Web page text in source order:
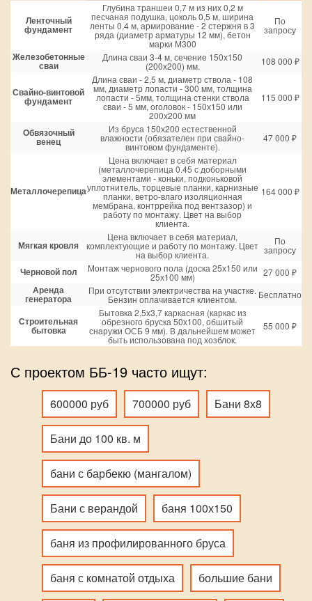
Ленточный
фундамент
Глубина траншеи 0,7 м из них 0,2 м
песчаная подушка, цоколь 0,5 м, ширина
ленты 0,4 м, армирование - 2 стержня в 3
ряда (диаметр арматуры 12 мм), бетон
марки М300
По
запросу
Железобетонные
сваи
Длина сваи 3-4 м, сечение 150х150
(200х200) мм. 108 000 ₽
Свайно-винтовой
фундамент
Длина сваи - 2,5 м, диаметр ствола - 108
мм, диаметр лопасти - 300 мм, толщина
лопасти - 5мм, толщина стенки ствола
сваи - 5 мм, оголовок - 150х150 или
200х200 мм
115 000 ₽
Обвязочный
венец
Из бруса 150х200 естественной
влажности (обязателен при свайно-
винтовом фундаменте).
47 000 ₽
Металлочерепица
Цена включает в себя материал
(металлочерепица 0.45 с доборными
элементами - коньки, подконьковой
уплотнитель, торцевые планки, карнизные
планки, ветро-влаго изоляционная
мембрана, контррейка под вентзазор) и
работу по монтажу. Цвет на выбор
клиента.
164 000 ₽
Мягкая кровля
Цена включает в себя материал,
комплектующие и работу по монтажу. Цвет
на выбор клиента.
По
запросу
Черновой пол Монтаж чернового пола (доска 25х150 или
25х100 мм) 27 000 ₽
Аренда
генератора
При отсутствии электричества на участке.
Бензин оплачивается клиентом. Бесплатно
Строительная
бытовка
Бытовка 2,5х3,7 каркасная (каркас из
обрезного бруска 50х100, обшитый
снаружи ОСБ 9 мм). В дальнейшем может
быть использована под хозблок.
55 000 ₽
С проектом ББ-19 часто ищут:
600000 руб 700000 руб Бани 8х8
Бани до 100 кв. м
бани с барбекю (мангалом)
Бани с верандой баня 100х150
баня из профилированного бруса
баня с комнатой отдыха большие бани